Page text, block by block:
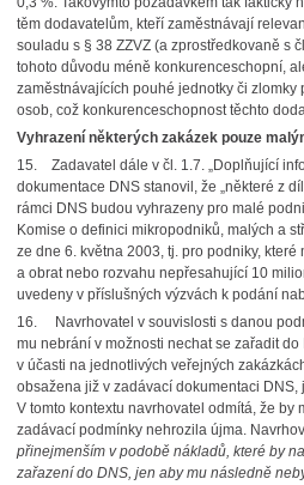
těm dodavatelům, kteří zaměstnávají
souladu s § 38 ZZVZ (a zprostředkovaně s
tohoto důvodu méně konkurenceschopní,
zaměstnávajících pouhé jednotky či zlomky
osob, což konkurenceschopnost těchto
Vyhrazení některých zakázek pouze
15. Zadavatel dále v čl. 1.7. „Doplňující
dokumentace DNS stanovil, že „některé z
rámci DNS budou vyhrazeny pro malé
Komise o definici mikropodniků, malých a
ze dne 6. května 2003, tj. pro podniky,
a obrat nebo rozvahu nepřesahující 10
uvedeny v příslušných výzvách k podání
16. Navrhovatel v souvislosti s danou
mu nebrání v možnosti nechat se zařadit
v účasti na jednotlivých veřejných
obsažena již v zadávací dokumentaci
V tomto kontextu navrhovatel odmítá, že by
zadávací podmínky nehrozila újma.
přinejmenším v podobě nákladů, které by
zařazení do DNS, jen aby mu následně